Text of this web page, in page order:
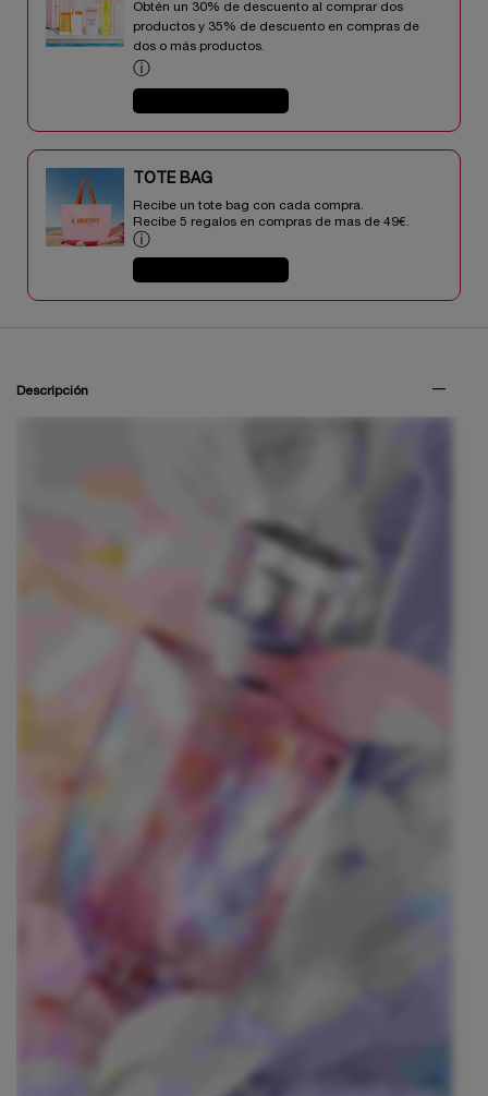
Obtén un 30% de descuento al comprar dos
productos y 35% de descuento en compras de
dos o más productos.​
ⓘ
TOTE BAG​​
Recibe un tote bag con cada compra.
Recibe 5 regalos en compras de mas de 49€.​
ⓘ
Descripción